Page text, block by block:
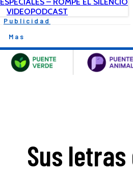
VIDEOPODCAST
Publicidad
Mas
Sus